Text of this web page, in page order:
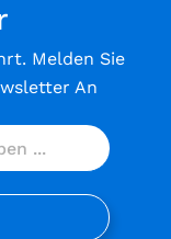
Melden Sie
An